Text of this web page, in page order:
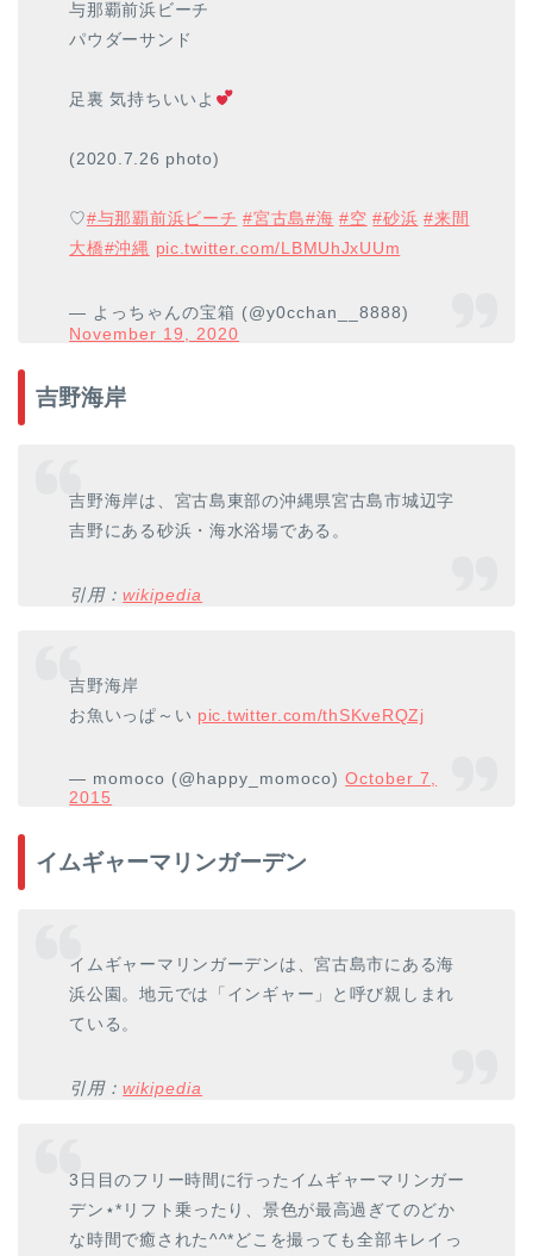
与那覇前浜ビーチ
パウダーサンド
足裏 気持ちいいよ
(2020.7.26 photo)
♡#与那覇前浜ビーチ #宮古島#海 #空 #砂浜 #来間
大橋#沖縄 pic.twitter.com/LBMUhJxUUm
— よっちゃんの宝箱 (@y0cchan__8888)
November 19, 2020
吉野海岸
吉野海岸は、宮古島東部の沖縄県宮古島市城辺字
吉野にある砂浜・海水浴場である。
引用：wikipedia
吉野海岸
お魚いっぱ～い pic.twitter.com/thSKveRQZj
— momoco (@happy_momoco)October 7,
2015
イムギャーマリンガーデン
イムギャーマリンガーデンは、宮古島市にある海
浜公園。地元では「インギャー」と呼び親しまれ
ている。
引用：wikipedia
3日目のフリー時間に行ったイムギャーマリンガー
デン⋆*リフト乗ったり、景色が最高過ぎてのどか
な時間で癒された^^*どこを撮っても全部キレイっ